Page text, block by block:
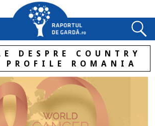
DESPRE COUNTRY
PROFILE ROMANIA